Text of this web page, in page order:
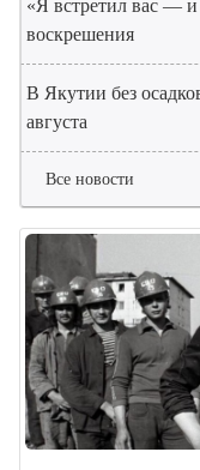
«Я встретил вас —
воскрешения
В Якутии без
августа
Все новости